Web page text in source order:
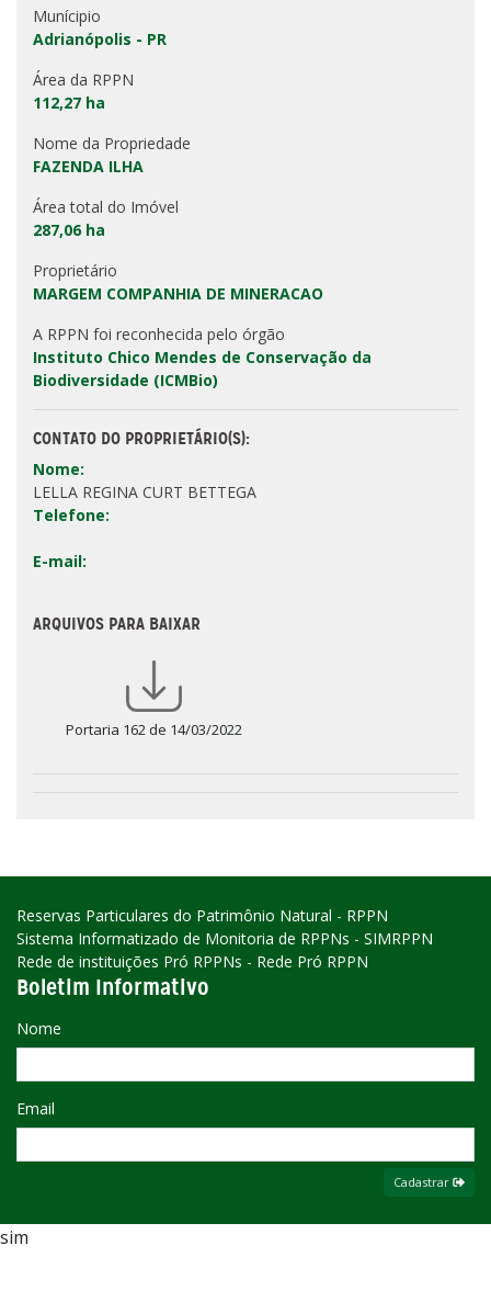
Munícipio
Adrianópolis - PR
Área da RPPN
112,27 ha
Nome da Propriedade
FAZENDA ILHA
Área total do Imóvel
287,06 ha
Proprietário
MARGEM COMPANHIA DE MINERACAO
A RPPN foi reconhecida pelo órgão
Instituto Chico Mendes de Conservação da
Biodiversidade (ICMBio)
CONTATO DO PROPRIETÁRIO(S):
Nome:
LELLA REGINA CURT BETTEGA
Telefone:
E-mail:
ARQUIVOS PARA BAIXAR
Portaria 162 de 14/03/2022
Reservas Particulares do Patrimônio Natural - RPPN
Sistema Informatizado de Monitoria de RPPNs - SIMRPPN
Rede de instituições Pró RPPNs - Rede Pró RPPN
Boletim Informativo
Nome
Email
Cadastrar
sim